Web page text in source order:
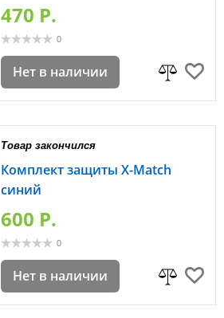
470 P.
0
Нет в наличии
Товар закончился
Комплект защиты X-Match
синий
600 P.
0
Нет в наличии